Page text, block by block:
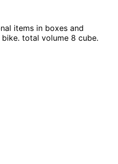
items in boxes and
bike. total volume 8 cube.